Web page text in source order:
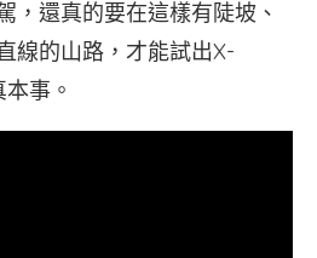
，還真的要在這樣有陡坡、
線的山路，才能試出X-
事。